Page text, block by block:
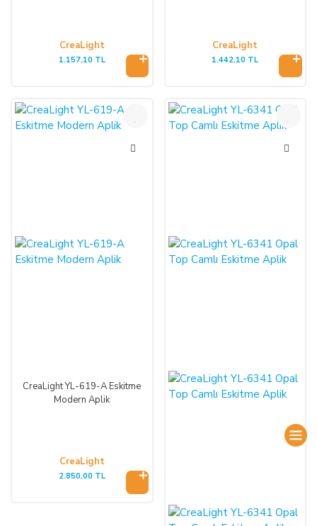
CreaLight
1.157,10 TL
CreaLight
1.442,10 TL
CreaLight YL-619-A Eskitme
Modern Aplik
CreaLight
2.850,00 TL